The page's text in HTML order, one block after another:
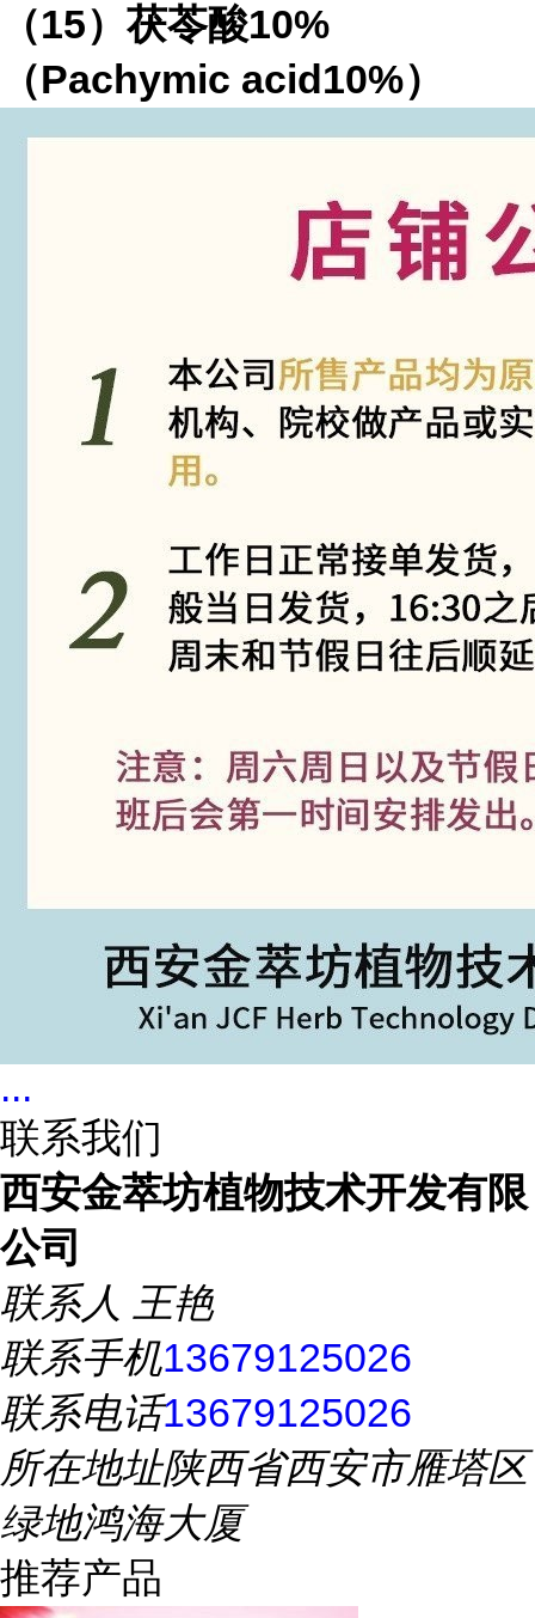
（15）茯苓酸10%
（Pachymic acid10%）
...
联系我们
西安金萃坊植物技术开发有限
公司
联系人 王艳
联系手机13679125026
联系电话13679125026
所在地址陕西省西安市雁塔区
绿地鸿海大厦
推荐产品